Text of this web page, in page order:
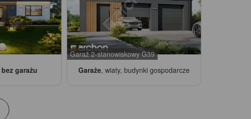
bez garażu
Garaż 2-stanowiskowy G39
Garaże, wiaty, budynki gospodarcze